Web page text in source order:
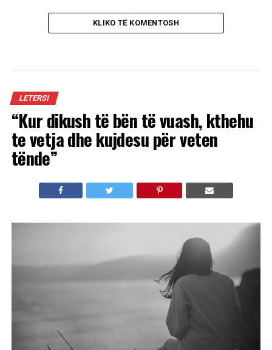
KLIKO TË KOMENTOSH
LETERSI
“Kur dikush të bën të vuash, kthehu
te vetja dhe kujdesu për veten
tënde”